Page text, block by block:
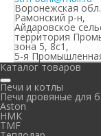
Воронежская
Рамонский р-н,
Айдаровское
территория
зона 5, 8с1,
5-я
Каталог товаров
Печи и котлы
Печи дровяные для
Aston
НМК
TMF